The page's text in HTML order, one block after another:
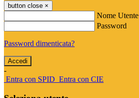
button close ×
Nome Utente
Password
Password dimenticata?
-
Entra con SPID Entra con CIE